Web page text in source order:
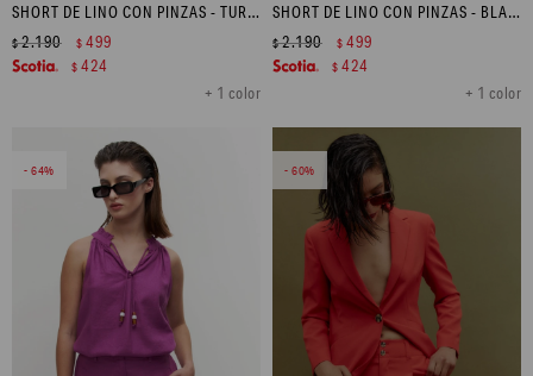
SHORT DE LINO CON PINZAS - TURQUESA
+ 1 color
$2.190 $ 499
$ 424
SHORT DE LINO CON PINZAS - BLANCO
+ 1 color
$2.190 $ 499
$ 424
64 60